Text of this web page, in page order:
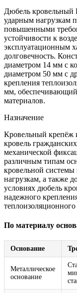
Дюбель кровельный
ударным нагрузкам
повышенными
устойчивости к
эксплуатационным
долговечность.
диаметром 14 мм с
диаметром 50 мм с
крепления
мм,
материалов.
Назначение
Кровельный крепёж
кровель
механической
различным типам
кровельной
нагрузкам, а также
условиях дюбель
надежного
теплоизоляционного
По материалу
Основание
Металлическое
основание